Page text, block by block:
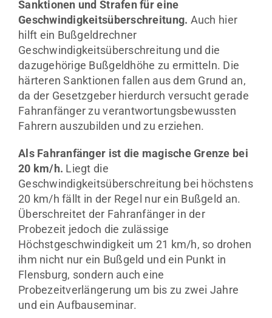
Sanktionen und Strafen für eine
Geschwindigkeitsüberschreitung. Auch hier
hilft ein Bußgeldrechner
Geschwindigkeitsüberschreitung und die
dazugehörige Bußgeldhöhe zu ermitteln. Die
härteren Sanktionen fallen aus dem Grund an,
da der Gesetzgeber hierdurch versucht gerade
Fahranfänger zu verantwortungsbewussten
Fahrern auszubilden und zu erziehen.
Als Fahranfänger ist die magische Grenze bei
20 km/h. Liegt die
Geschwindigkeitsüberschreitung bei höchstens
20 km/h fällt in der Regel nur ein Bußgeld an.
Überschreitet der Fahranfänger in der
Probezeit jedoch die zulässige
Höchstgeschwindigkeit um 21 km/h, so drohen
ihm nicht nur ein Bußgeld und ein Punkt in
Flensburg, sondern auch eine
Probezeitverlängerung um bis zu zwei Jahre
und ein Aufbauseminar.